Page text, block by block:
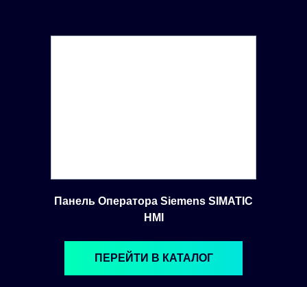
Панель Оператора Siemens SIMATIC
HMI
ПЕРЕЙТИ В КАТАЛОГ